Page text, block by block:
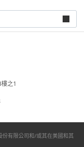
之1
有限公司和/或其在美國和其